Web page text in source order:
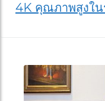
4K คุณภาพสูงใ